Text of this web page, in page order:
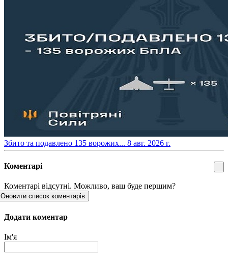
​Збито та подавлено 135 ворожих... 8 авг. 2026 г.
Коментарі
Коментарі відсутні. Можливо, ваш буде першим?
Оновити список коментарів
Додати коментар
Ім'я